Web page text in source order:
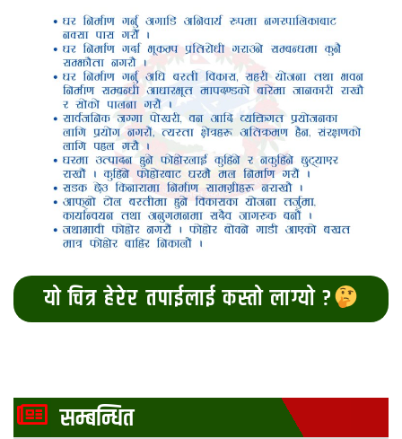
यो चित्र हेरेर तपाईलाई कस्तो लाग्यो ?
सम्बन्धित